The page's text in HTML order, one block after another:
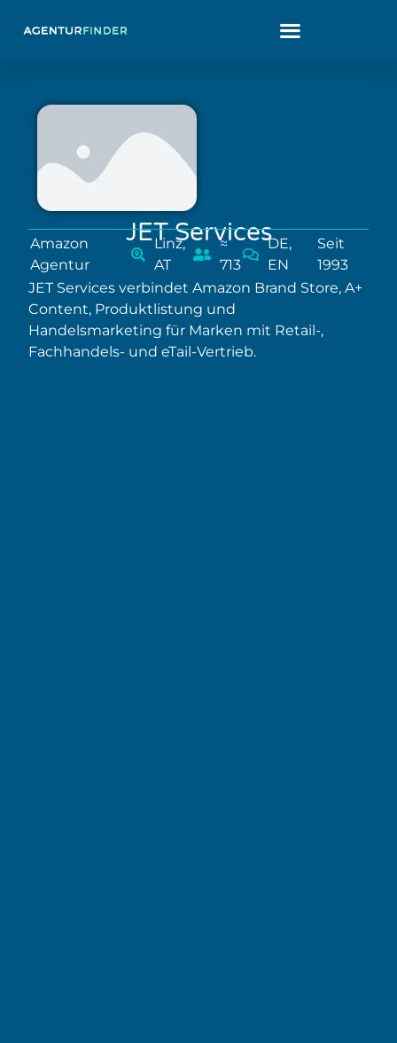
JET Services
Amazon
Agentur
Linz,
AT
≈
713
DE,
EN
Seit
1993
JET Services verbindet Amazon Brand Store, A+
Content, Produktlistung und
Handelsmarketing für Marken mit Retail-,
Fachhandels- und eTail-Vertrieb.